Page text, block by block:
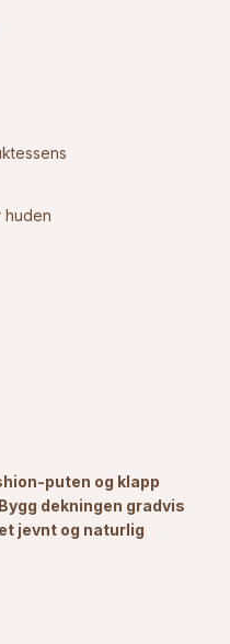
huden
puten og klapp
dekningen gradvis
jevnt og naturlig